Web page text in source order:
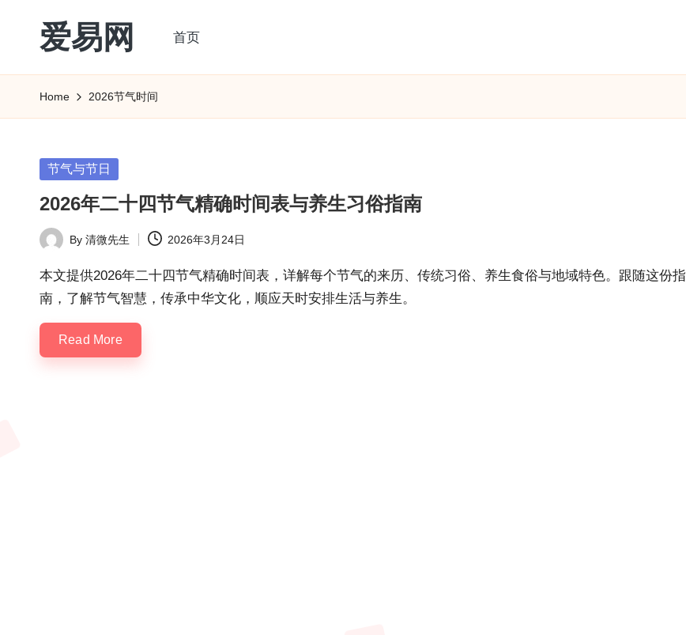
爱易网
历
阳
转
农
历
阴
历
查
询
_2ebc.com
首页
Home 2026节气时间
Posted
节气与节日
2026年二十四节气精确时间表与养生习俗指南
Posted
by
By 清微先生 2026年3月24日
本文提供2026年二十四节气精确时间表，详解每个节气的来历、传统习俗、养生食俗与地域特色。跟随这份指
南，了解节气智慧，传承中华文化，顺应天时安排生活与养生。
Read More